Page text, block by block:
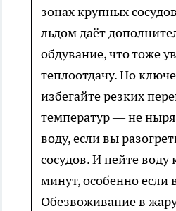
зонах крупных
льдом даёт
обдувание, что тоже
теплоотдачу. Но
избегайте резких
температур — не
воду, если вы
сосудов. И пейте
минут, особенно если
Обезвоживание в